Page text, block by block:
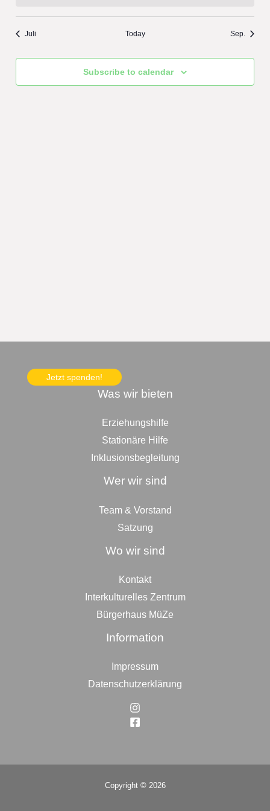
Juli Today Sep.
Subscribe to calendar
Jetzt spenden!
Was wir bieten
Erziehungshilfe
Stationäre Hilfe
Inklusionsbegleitung
Wer wir sind
Team & Vorstand
Satzung
Wo wir sind
Kontakt
Interkulturelles Zentrum
Bürgerhaus MüZe
Information
Impressum
Datenschutzerklärung
Copyright © 2026